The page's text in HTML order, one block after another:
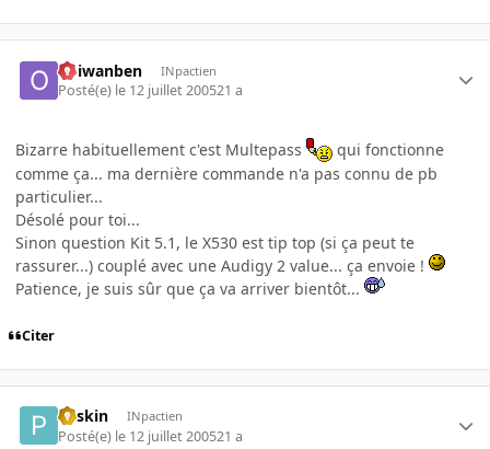
obiwanben INpactien
Posté(e) le 12 juillet 200521 a
Bizarre habituellement c'est Multepass
qui fonctionne
comme ça... ma dernière commande n'a pas connu de pb
particulier...
Désolé pour toi...
Sinon question Kit 5.1, le X530 est tip top (si ça peut te
rassurer...) couplé avec une Audigy 2 value... ça envoie !
Patience, je suis sûr que ça va arriver bientôt...
Citer
Pliskin INpactien
Posté(e) le 12 juillet 200521 a